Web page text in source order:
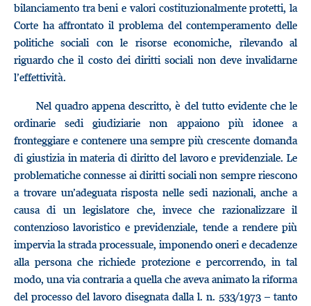
bilanciamento tra beni e valori costituzionalmente protetti, la
Corte ha affrontato il problema del contemperamento delle
politiche sociali con le risorse economiche, rilevando al
riguardo che il costo dei diritti sociali non deve invalidarne
l’effettività.
Nel quadro appena descritto, è del tutto evidente che le
ordinarie sedi giudiziarie non appaiono più idonee a
fronteggiare e contenere una sempre più crescente domanda
di giustizia in materia di diritto del lavoro e previdenziale. Le
problematiche connesse ai diritti sociali non sempre riescono
a trovare un’adeguata risposta nelle sedi nazionali, anche a
causa di un legislatore che, invece che razionalizzare il
contenzioso lavoristico e previdenziale, tende a rendere più
impervia la strada processuale, imponendo oneri e decadenze
alla persona che richiede protezione e percorrendo, in tal
modo, una via contraria a quella che aveva animato la riforma
del processo del lavoro disegnata dalla l. n. 533/1973 – tanto